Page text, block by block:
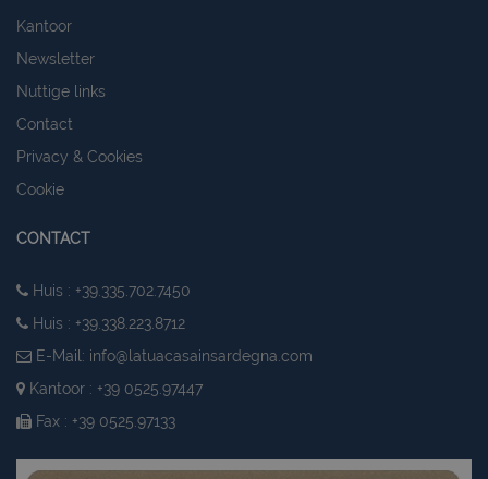
Kantoor
Newsletter
Nuttige links
Contact
Privacy & Cookies
Cookie
CONTACT
Huis : +39.335.702.7450
Huis : +39.338.223.8712
E-Mail: info@latuacasainsardegna.com
Kantoor : +39 0525.97447
Fax : +39 0525.97133